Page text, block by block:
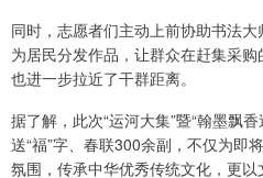
同时，志愿者们主动上前协助书法
为居民分发作品，让群众在赶集采
也进一步拉近了干群距离。
据了解，此次“运河大集”暨“翰墨飘
送“福”字、春联300余副，不仅为即
氛围，传承中华优秀传统文化，更